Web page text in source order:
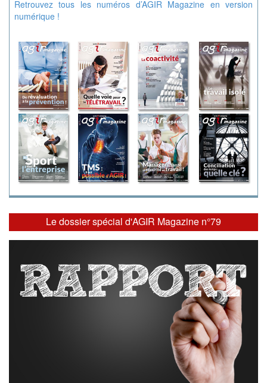
Retrouvez tous les numéros d’AGIR Magazine en version
numérique !
Le dossier spécial d'AGIR Magazine n°79